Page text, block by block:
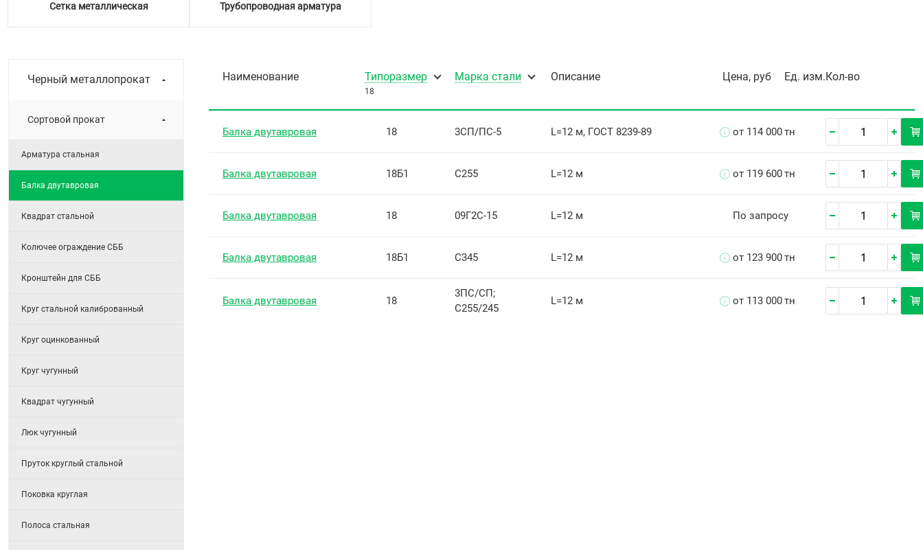
Сетка металлическая Трубопроводная арматура
Черный металлопрокат
Сортовой прокат
Арматура стальная
Балка двутавровая
Квадрат стальной
Колючее ограждение СББ
Кронштейн для СББ
Круг стальной калиброванный
Круг оцинкованный
Круг чугунный
Квадрат чугунный
Люк чугунный
Пруток круглый стальной
Поковка круглая
Полоса стальная
Наименование Типоразмер
18
Марка стали Описание Цена, руб Ед. изм. Кол-во
Балка двутавровая 18 3СП/ПС-5 L=12 м, ГОСТ 8239-89 от 114 000тн
Балка двутавровая 18Б1 С255 L=12 м от 119 600тн
Балка двутавровая 18 09Г2С-15 L=12 м По запросу
Балка двутавровая 18Б1 С345 L=12 м от 123 900тн
Балка двутавровая 18
3ПС/СП;
С255/245
L=12 м от 113 000тн